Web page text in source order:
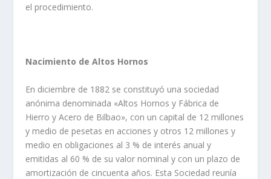
el procedimiento.
Nacimiento de Altos Hornos
En diciembre de 1882 se constituyó una sociedad
anónima denominada «Altos Hornos y Fábrica de
Hierro y Acero de Bilbao», con un capital de 12 millones
y medio de pesetas en acciones y otros 12 millones y
medio en obligaciones al 3 % de interés anual y
emitidas al 60 % de su valor nominal y con un plazo de
amortización de cincuenta años. Esta Sociedad reuní­a